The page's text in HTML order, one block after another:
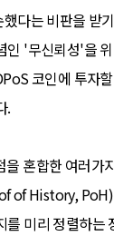
다는 비판을 받
'무신뢰성'을
코인에 투자
.
혼합한 여러
of History,
미리 정렬하